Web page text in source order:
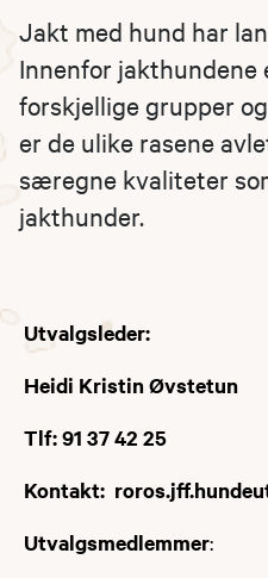
Jakt med hund har
Innenfor jakthundene
forskjellige grupper
er de ulike rasene
særegne kvaliteter
jakthunder.
Utvalgsleder:
Heidi Kristin Øvstetun
Tlf: 91 37 42 25
Kontakt:
Utvalgsmedlemmer: